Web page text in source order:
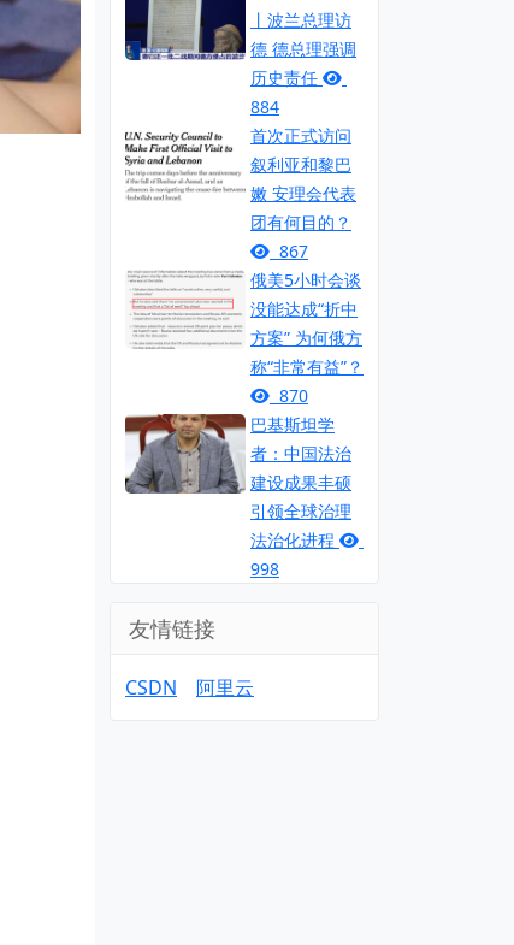
丨波兰总理访
德 德总理强调
历史责任
884
首次正式访问
叙利亚和黎巴
嫩 安理会代表
团有何目的？
867
俄美5小时会谈
没能达成“折中
方案” 为何俄方
称“非常有益”？
870
巴基斯坦学
者：中国法治
建设成果丰硕
引领全球治理
法治化进程
998
友情链接
CSDN 阿里云